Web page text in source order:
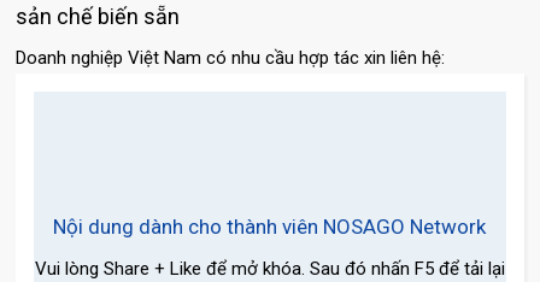
sản chế biến sẵn
Doanh nghiệp Việt Nam có nhu cầu hợp tác xin liên hệ:
Nội dung dành cho thành viên NOSAGO Network
Vui lòng Share + Like để mở khóa. Sau đó nhấn F5 để tải lại